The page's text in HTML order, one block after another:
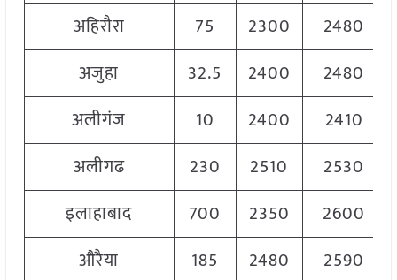
अहिरौरा
75 2300 2480
अजुहा
32.5 2400 2480
अलीगंज
10 2400 2410
अलीगढ
230 2510 2530
इलाहाबाद
700 2350 2600
औरैया
185 2480 2590